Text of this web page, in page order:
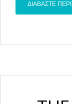
ΔΙΑΒΑΣΤΕ